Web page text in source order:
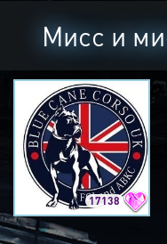
Мисс и
17138